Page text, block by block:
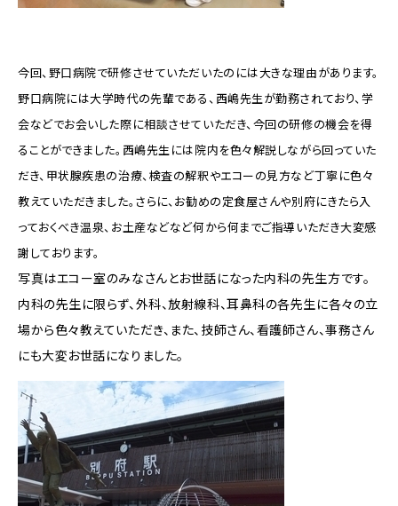
今回、野口病院で研修させていただいたのには大きな理由があります。
野口病院には大学時代の先輩である、西嶋先生が勤務されており、学
会などでお会いした際に相談させていただき、今回の研修の機会を得
ることができました。西嶋先生には院内を色々解説しながら回っていた
だき、甲状腺疾患の治療、検査の解釈やエコーの見方など丁寧に色々
教えていただきました。さらに、お勧めの定食屋さんや別府にきたら入
っておくべき温泉、お土産などなど何から何までご指導いただき大変感
謝しております。
写真はエコー室のみなさんとお世話になった内科の先生方です。
内科の先生に限らず、外科、放射線科、耳鼻科の各先生に各々の立
場から色々教えていただき、また、技師さん、看護師さん、事務さん
にも大変お世話になりました。